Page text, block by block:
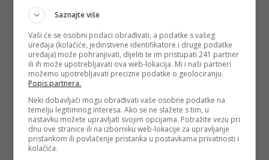
Saznajte više
Vaši će se osobni podaci obrađivati, a podatke s vašeg
uređaja (kolačiće, jedinstvene identifikatore i druge podatke
uređaja) može pohranjivati, dijeliti te im pristupati 241 partner
ili ih može upotrebljavati ova web-lokacija. Mi i naši partneri
možemo upotrebljavati precizne podatke o geolociranju.
Popis partnera.
Neki dobavljači mogu obrađivati vaše osobne podatke na
temelju legitimnog interesa. Ako se ne slažete s tim, u
nastavku možete upravljati svojim opcijama. Potražite vezu pri
dnu ove stranice ili na izborniku web-lokacije za upravljanje
pristankom ili povlačenje pristanka u postavkama privatnosti i
kolačića.